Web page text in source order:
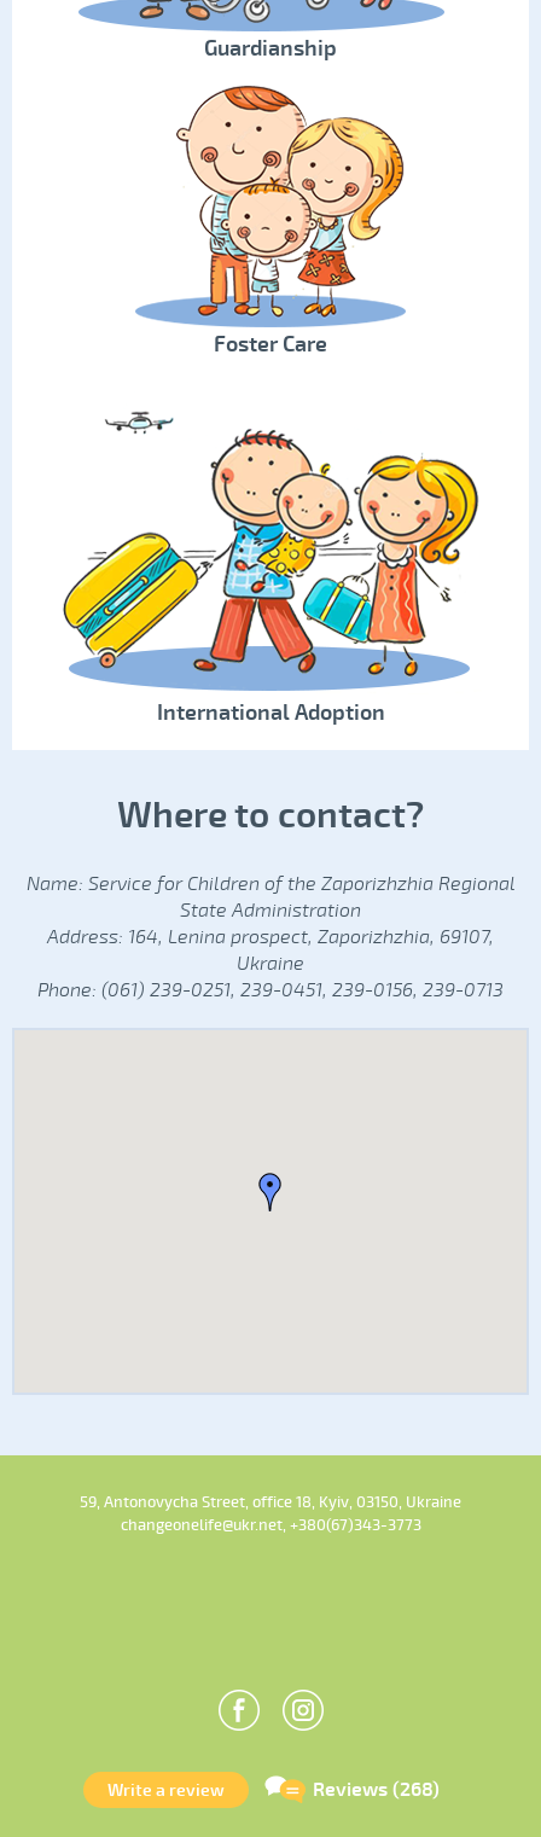
Guardianship
Foster Care
International Adoption
Where to contact?
Name: Service for Children of the Zaporizhzhia Regional
State Administration
Address: 164, Lenina prospect, Zaporizhzhia, 69107,
Ukraine
Phone: (061) 239-0251, 239-0451, 239-0156, 239-0713
59, Antonovycha Street, office 18, Kyiv, 03150, Ukraine
changeonelife@ukr.net, +380(67)343-3773
Write a review Reviews (268)